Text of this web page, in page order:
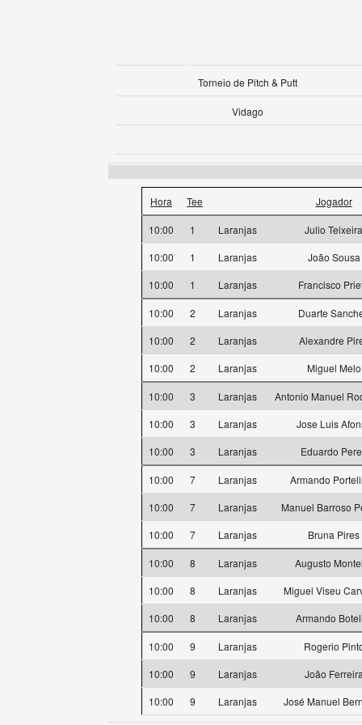
Torneio de Pitch & Putt
Vidago
Hora Tee Jogador
10:00 1 Laranjas
Julio Teixeira
10:00
1 Laranjas
João Sousa
10:00
1 Laranjas Francisco
10:00 2 Laranjas
Duarte
10:00
2 Laranjas
Alexandre
10:00
2 Laranjas Miguel Melo
10:00 3 Laranjas
Antonio Manuel
10:00
3 Laranjas
Jose Luis
10:00
3 Laranjas Eduardo
10:00 7 Laranjas
Armando
10:00
7 Laranjas
Manuel Barroso
10:00
7 Laranjas Bruna Pires
10:00 8 Laranjas
Augusto
10:00
8 Laranjas
Miguel Viseu
10:00
8 Laranjas Armando
10:00 9 Laranjas
Rogerio
10:00
9 Laranjas
João
10:00
9 Laranjas José Manuel